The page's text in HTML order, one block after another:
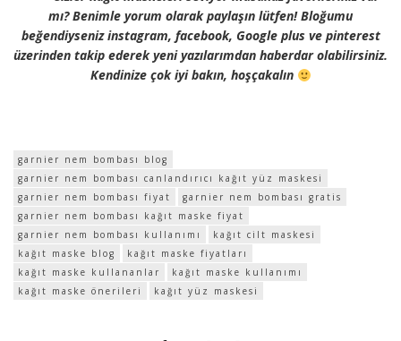
mı? Benimle yorum olarak paylaşın lütfen! Bloğumu
beğendiyseniz instagram, facebook, Google plus ve pinterest
üzerinden takip ederek yeni yazılarımdan haberdar olabilirsiniz.
Kendinize çok iyi bakın, hoşçakalın
garnier nem bombası blog
garnier nem bombası canlandırıcı kağıt yüz maskesi
garnier nem bombası fiyat
garnier nem bombası gratis
garnier nem bombası kağıt maske fiyat
garnier nem bombası kullanımı
kağıt cilt maskesi
kağıt maske blog
kağıt maske fiyatları
kağıt maske kullananlar
kağıt maske kullanımı
kağıt maske önerileri
kağıt yüz maskesi